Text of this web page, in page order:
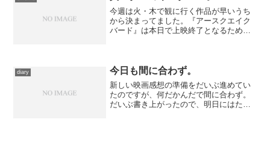
が、金曜日は既に予定がある...
今週は火・木で観に行く作品が早いうち
から決まってました。『アースクエイク
バード』は本日で上映終了となるため、
押さえるため、夕方からお...
diary 今日も間に合わず。
新しい映画感想の準備をだいぶ進めてい
たのですが、何だかんだで間に合わず。
だいぶ書き上がったので、明日にはたぶ